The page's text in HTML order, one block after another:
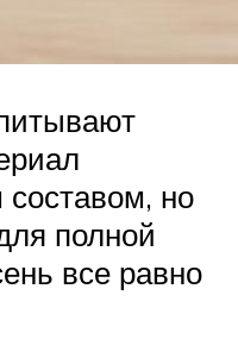
но
полной
все равно